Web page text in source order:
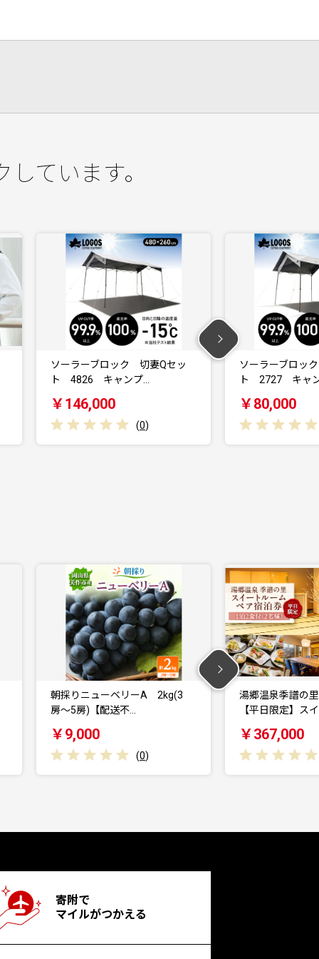
ています。
ソーラーブロック 切妻Qセッ
ト 4826 キャンプ…
￥146,000
(0)
ソーラーブロッ
ト 2727 キャ
￥80,000
朝採りニューベリーA 2kg(3
房〜5房)【配送不…
￥9,000
(0)
湯郷温泉季譜の
【平日限定】ス
￥367,000
寄附で
マイルがつかえる